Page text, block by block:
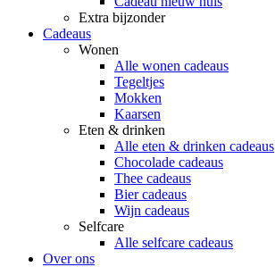
Extra bijzonder
Cadeaus
Wonen
Alle wonen cadeaus
Tegeltjes
Mokken
Kaarsen
Eten & drinken
Alle eten & drinken cadeaus
Chocolade cadeaus
Thee cadeaus
Bier cadeaus
Wijn cadeaus
Selfcare
Alle selfcare cadeaus
Over ons